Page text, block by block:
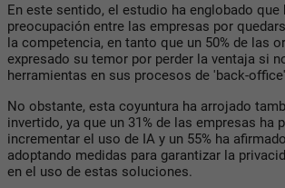
En este sentido, el estudio ha englobado que
preocupación entre las empresas por
la competencia, en tanto que un 50% de las
expresado su temor por perder la ventaja si
herramientas en sus procesos de 'back-
No obstante, esta coyuntura ha arrojado
invertido, ya que un 31% de las empresas ha
incrementar el uso de IA y un 55% ha
adoptando medidas para garantizar la
en el uso de estas soluciones.